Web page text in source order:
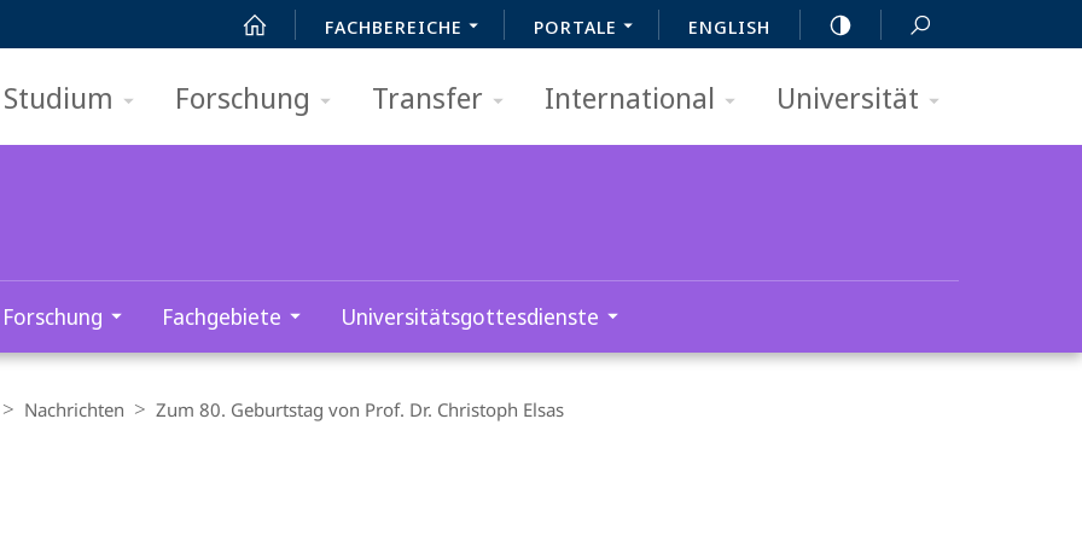
FACHBEREICHE PORTALE ENGLISH
Studium Forschung Transfer International Universität
Forschung Fachgebiete Universitätsgottesdienste
Nachrichten Zum 80. Geburtstag von Prof. Dr. Christoph Elsas